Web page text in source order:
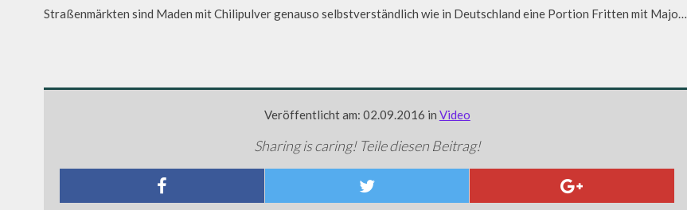
Straßenmärkten sind Maden mit Chilipulver genauso selbstverständlich wie in Deutschland eine Portion Fritten mit Majo…
Veröffentlicht am: 02.09.2016 in Video
Sharing is caring! Teile diesen Beitrag!